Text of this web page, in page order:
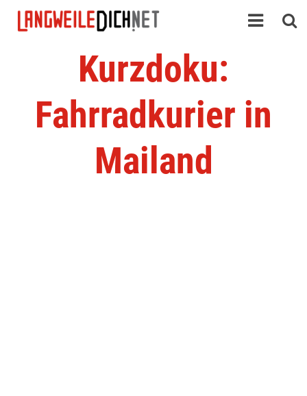
Kurzdoku:
Fahrradkurier in
Mailand